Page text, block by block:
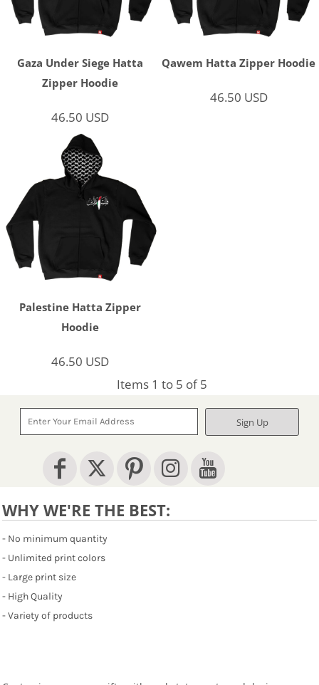
Gaza Under Siege Hatta
Zipper Hoodie
46.50 USD
Qawem Hatta Zipper Hoodie
46.50 USD
Palestine Hatta Zipper
Hoodie
46.50 USD
Items 1 to 5 of 5
Sign Up
WHY WE'RE THE BEST:
- No minimum quantity
- Unlimited print colors
- Large print size
- High Quality
- Variety of products